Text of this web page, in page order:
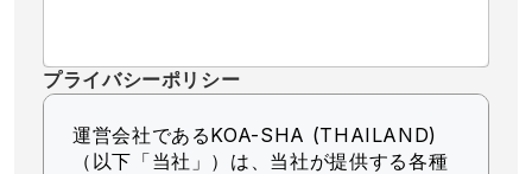
プライバシーポリシー
運営会社であるKOA-SHA (THAILAND)
（以下「当社」） は、当社が提供する各種